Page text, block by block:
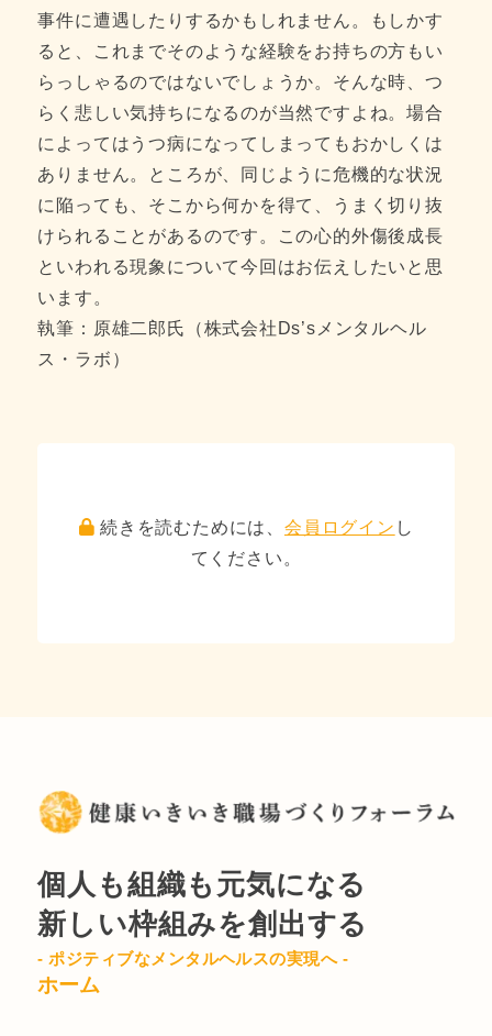
事件に遭遇したりするかもしれません。もしかす
ると、これまでそのような経験をお持ちの方もい
らっしゃるのではないでしょうか。そんな時、つ
らく悲しい気持ちになるのが当然ですよね。場合
によってはうつ病になってしまってもおかしくは
ありません。ところが、同じように危機的な状況
に陥っても、そこから何かを得て、うまく切り抜
けられることがあるのです。この心的外傷後成長
といわれる現象について今回はお伝えしたいと思
います。
執筆：原雄二郎氏（株式会社Ds’sメンタルヘル
ス・ラボ）
続きを読むためには、 会員ログイン し
てください。
個人も組織も元気になる
新しい枠組みを創出する
- ポジティブなメンタルヘルスの実現へ -
ホーム